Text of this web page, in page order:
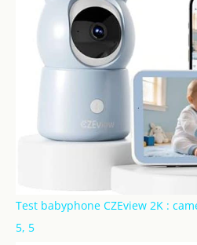
Test babyphone CZEview 2K :
5, 5